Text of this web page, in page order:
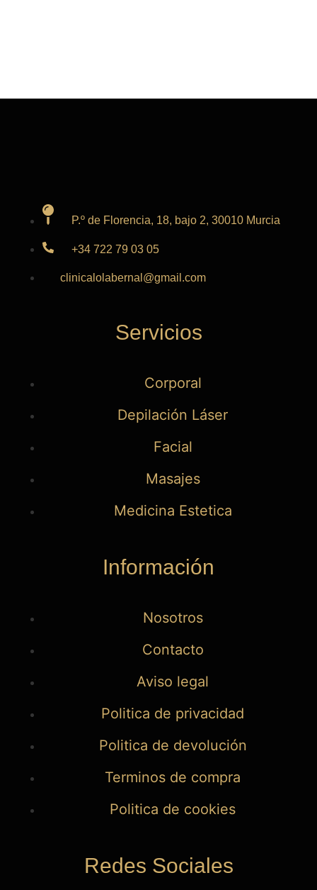
P.º de Florencia, 18, bajo 2, 30010 Murcia
+34 722 79 03 05
clinicalolabernal@gmail.com
Servicios
Corporal
Depilación Láser
Facial
Masajes
Medicina Estetica
Información
Nosotros
Contacto
Aviso legal
Politica de privacidad
Politica de devolución
Terminos de compra
Politica de cookies
Redes Sociales